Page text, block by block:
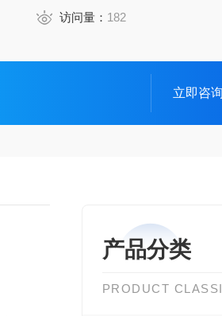
访问量： 182
立即咨询
产品分类
PRODUCT